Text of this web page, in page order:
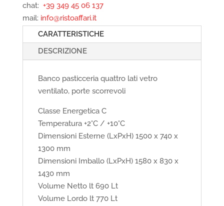
chat: +39 349 45 06 137
mail: info@ristoaffari.it
CARATTERISTICHE
DESCRIZIONE
Banco pasticceria quattro lati vetro
ventilato, porte scorrevoli
Classe Energetica C
Temperatura +2°C / +10°C
Dimensioni Esterne (LxPxH) 1500 x 740 x
1300 mm
Dimensioni Imballo (LxPxH) 1580 x 830 x
1430 mm
Volume Netto lt 690 Lt
Volume Lordo lt 770 Lt